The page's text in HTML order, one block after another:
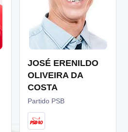
JOSÉ ERENILDO
OLIVEIRA DA
COSTA
Partido PSB